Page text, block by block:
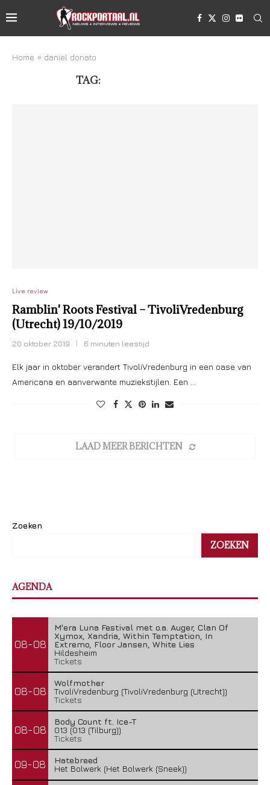
Home » daniel donato
TAG:
Live review
Ramblin' Roots Festival – TivoliVredenburg
(Utrecht) 19/10/2019
20 oktober 2019 6 minuten leestijd
Elk jaar in oktober verandert TivoliVredenburg in een oase van
Americana en aanverwante muziekstijlen. Een …
LAAD MEER BERICHTEN
Zoeken
ZOEKEN
AGENDA
08-08
M'era Luna Festival met o.a. Auger, Clan Of
Xymox, Xandria, Within Temptation, In
Extremo, Floor Jansen, White Lies
Hildesheim
Tickets
08-08
Wolfmother
TivoliVredenburg (TivoliVredenburg (Utrecht))
Tickets
08-08
Body Count ft. Ice-T
013 (013 (Tilburg))
Tickets
09-08
Hatebreed
Het Bolwerk (Het Bolwerk (Sneek))